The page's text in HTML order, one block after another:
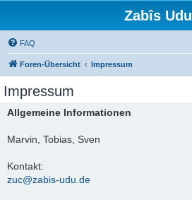
Zabîs Udu
FAQ
Foren-Übersicht Impressum
Impressum
Allgemeine Informationen
Marvin, Tobias, Sven
Kontakt:
zuc@zabis-udu.de